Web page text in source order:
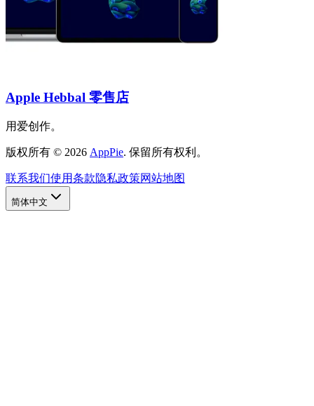
Apple Hebbal 零售店
用爱创作。
版权所有 © 2026 AppPie. 保留所有权利。
联系我们使用条款隐私政策网站地图
简体中文